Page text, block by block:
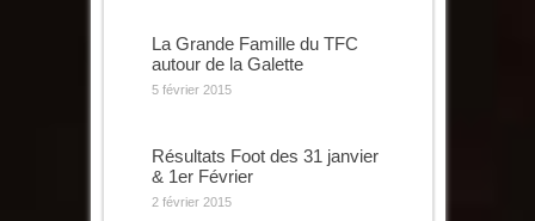
La Grande Famille du TFC
autour de la Galette
5 février 2015
Résultats Foot des 31 janvier
& 1er Février
2 février 2015